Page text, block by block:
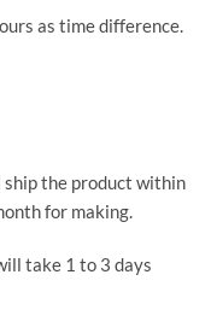
as time difference.
the product within
for making.
take 1 to 3 days